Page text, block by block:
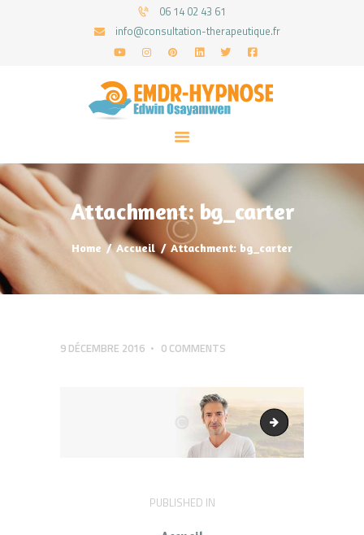
06 14 02 43 61
info@consultation-therapeutique.fr
Attachment: bg_carter
Home Accueil Attachment: bg_carter
ACCUEIL
MON APPROCHE
ARTICLES
CONSULTATIONS
PRENEZ UN RDV
9 DÉCEMBRE 2016 0 COMMENTS
bg_banner1
NavigationPUBLISHED IN